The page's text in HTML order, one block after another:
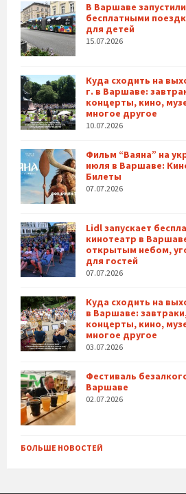
В Варшаве
бесплатными
для детей
15.07.2026
Куда сходить на
г. в Варшаве:
концерты, кино,
многое другое
10.07.2026
Фильм “Ваяна” на
июля в Варшаве:
Билеты
07.07.2026
Lidl запускает
кинотеатр в
открытым небом,
для гостей
07.07.2026
Куда сходить на
в Варшаве:
концерты, кино,
многое другое
03.07.2026
Фестиваль
Варшаве
02.07.2026
БОЛЬШЕ НОВОСТЕЙ